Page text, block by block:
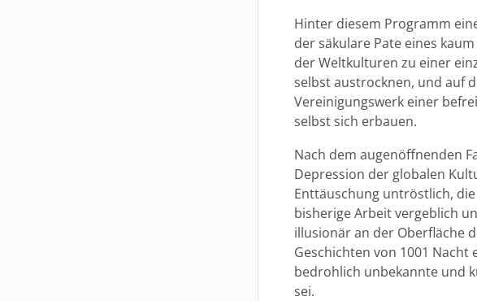
Hinter diesem Programm
der säkulare Pate eines
der Weltkulturen zu einer
selbst austrocknen, und auf
Vereinigungswerk einer
selbst sich erbauen.
Nach dem augenöffnenden
Depression der globalen
Enttäuschung untröstlich,
bisherige Arbeit vergeblich
illusionär an der Oberfläche
Geschichten von 1001
bedrohlich unbekannte und
sei.